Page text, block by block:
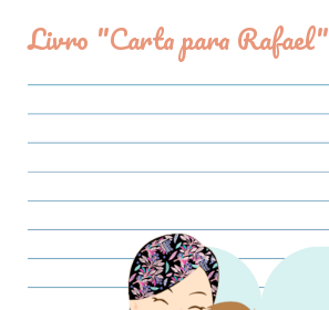
Livro "Carta para Rafael"